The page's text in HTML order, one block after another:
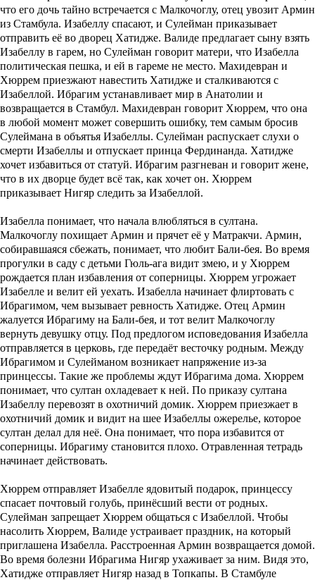
что его дочь тайно встречается с Малкочоглу, отец увозит Армин
из Стамбула. Изабеллу спасают, и Сулейман приказывает
отправить её во дворец Хатидже. Валиде предлагает сыну взять
Изабеллу в гарем, но Сулейман говорит матери, что Изабелла
политическая пешка, и ей в гареме не место. Махидевран и
Хюррем приезжают навестить Хатидже и сталкиваются с
Изабеллой. Ибрагим устанавливает мир в Анатолии и
возвращается в Стамбул. Махидевран говорит Хюррем, что она
в любой момент может совершить ошибку, тем самым бросив
Сулеймана в объятья Изабеллы. Сулейман распускает слухи о
смерти Изабеллы и отпускает принца Фердинанда. Хатидже
хочет избавиться от статуй. Ибрагим разгневан и говорит жене,
что в их дворце будет всё так, как хочет он. Хюррем
приказывает Нигяр следить за Изабеллой.
Изабелла понимает, что начала влюбляться в султана.
Малкочоглу похищает Армин и прячет её у Матракчи. Армин,
собиравшаяся сбежать, понимает, что любит Бали-бея. Во время
прогулки в саду с детьми Гюль-ага видит змею, и у Хюррем
рождается план избавления от соперницы. Хюррем угрожает
Изабелле и велит ей уехать. Изабелла начинает флиртовать с
Ибрагимом, чем вызывает ревность Хатидже. Отец Армин
жалуется Ибрагиму на Бали-бея, и тот велит Малкочоглу
вернуть девушку отцу. Под предлогом исповедования Изабелла
отправляется в церковь, где передаёт весточку родным. Между
Ибрагимом и Сулейманом возникает напряжение из-за
принцессы. Такие же проблемы ждут Ибрагима дома. Хюррем
понимает, что султан охладевает к ней. По приказу султана
Изабеллу перевозят в охотничий домик. Хюррем приезжает в
охотничий домик и видит на шее Изабеллы ожерелье, которое
султан делал для неё. Она понимает, что пора избавится от
соперницы. Ибрагиму становится плохо. Отравленная тетрадь
начинает действовать.
Хюррем отправляет Изабелле ядовитый подарок, принцессу
спасает почтовый голубь, принёсший вести от родных.
Сулейман запрещает Хюррем общаться с Изабеллой. Чтобы
насолить Хюррем, Валиде устраивает праздник, на который
приглашена Изабелла. Расстроенная Армин возвращается домой.
Во время болезни Ибрагима Нигяр ухаживает за ним. Видя это,
Хатидже отправляет Нигяр назад в Топкапы. В Стамбуле